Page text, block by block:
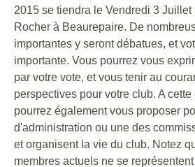
2015 se tiendra le Vendredi 3
Rocher à Beaurepaire. De
importantes y seront débatues, et
importante. Vous pourrez vous
par votre vote, et vous tenir au
perspectives pour votre club. A
pourrez également vous proposer
d'administration ou une des
et organisent la vie du club. Notez
membres actuels ne se